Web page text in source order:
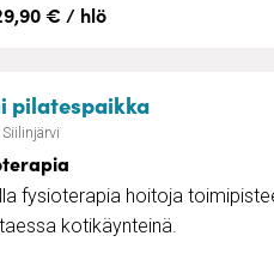
€ / hlö
pilatespaikka–
fysioterapia hoitoja
kotikäynteinä.